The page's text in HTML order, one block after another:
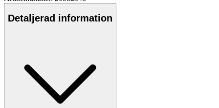
Detaljerad information